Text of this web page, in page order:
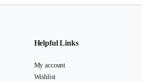
Helpful Links
My account
Wishlist